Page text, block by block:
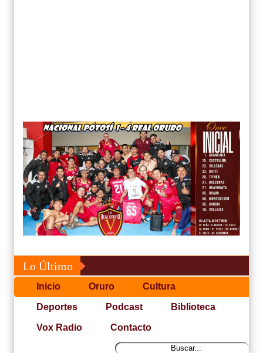
Lo Último
Inicio Oruro Cultura
Deportes Podcast Biblioteca
Vox Radio Contacto